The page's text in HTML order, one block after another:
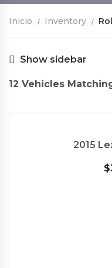
Inicio Inventory
Show sidebar
12 Vehicles
2015
$